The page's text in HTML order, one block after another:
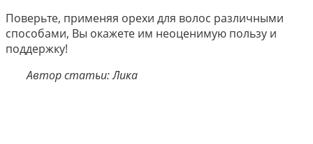
Поверьте, применяя орехи для волос различными
способами, Вы окажете им неоценимую пользу и
поддержку!
Автор статьи: Лика